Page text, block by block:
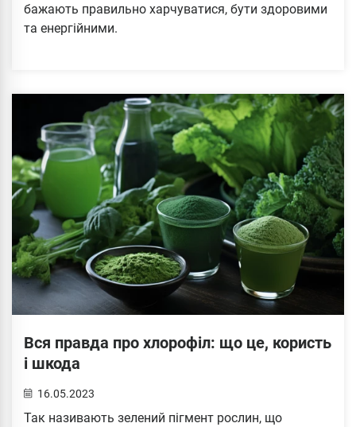
бажають правильно харчуватися, бути здоровими
та енергійними.
Вся правда про хлорофіл: що це, користь
і шкода
16.05.2023
Так називають зелений пігмент рослин, що